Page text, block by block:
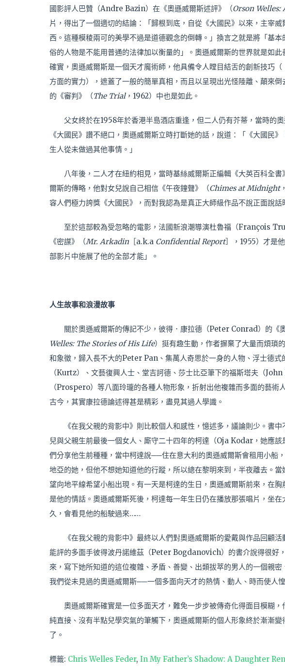
國影評人巴贊（Andre Bazin）在《奧遜威爾斯述評》（Orson
片，得出了一個適切的結論：「歸根到底，自從《大國民》以來，主宰
西。這種模稜兩可的美學不過是道德觀念的倒轉。」換言之就是將「基
俗的人物是不能用普通的法律加以衡量的」。奧遜威爾斯的世界就是如
確實，奧遜威爾斯是一個天才魔術師，他具備令人瞠目結舌的創新技巧
方面的實力），遮蓋了一般的簡單真相，而且以呈現出光怪陸離、顛來
的《審判》（The Trial，1962）中也是如此。
父女終於在1958年於香港半島酒店重逢，但二人仍有芥蒂，當時的
《大國民》讚不絕口，奧遜威爾斯立時打斷她的話，說道：「《大國民
生人從未做過其他事情。」
八年後，二人才在紐約相見，當時基絲威爾斯正編輯《大英百科全
爾斯的傳略，他對女兒說自己相信《午夜鐘聲》（Chimes at Midnight
容人們極力誇獎《大國民》，而對我認為是真正大師級作品不說正面說話
至於這部較為受忽略的電影，法國新浪潮導演杜魯福（François
《密謀》（Mr. Arkadin ［a.k.a Confidential Report］，1955）才是
部影片中施展了他的全部才能」。
人生故事和浪漫故事
關於奧遜威爾斯的傳記不少，彼得．康拉德（Peter Conrad）的《
Welles: The Stories of His Life）挺有趣生動，作者摒棄了大量而煩瑣
和象徵，歸入長不大的Peter Pan、集萬人奇思於一身的人物、浮士德式
（Kurtz）、文藝復興人士、堂吉訶德、莎士比亞筆下的福斯塔夫（
（Prospero）等八面玲瓏的各種人物形象，折射出他複雜而多面的藝術
古今，其實康拉德論述得甚是精彩，盡見其過人學識。
《在我父親的背影中》則比較個人和感性，憶述多，議論則少。書
兒與父親生前最後一個女人、廝守二十四年的柯達（Oja Kodar，她應
們分享他生前種種，當中柯達說──住在意大利的奧遜威爾斯會租用小船
地亞的她，但他不想她知道他的行蹤，所以總在黎明來到，半夜離去。
望向地平線希望小船出現。有一天是柯達的生日，奧遜威爾斯前來，在
是他的情話。奧遜威爾斯死後，柯達每一年生日仍在播放那張唱片，坐
久，會看見他的船駛過來……
《在我父親的背影中》最終以人們對奧遜威爾斯的愛戴與作品回顧
能評的多面手彼得波丹諾維茲（Peter Bogdanovich）的書介說得很好
來，寫下她所知道的這位複雜、矛盾、善變、出類拔萃的男人的一個親
我們從未見過的奧遜威爾斯──一個多面向天才的熱情、動人、時而使人
奧遜威爾斯確實是一位多面天才，難免一步步被傳奇化得面目模糊
純直接、沒有半點兒學究氣的筆觸下，奧遜威爾斯的個人形象終於漸漸
了。
標籤: Chris Welles Feder, In My Father’s Shadow: A Daughter